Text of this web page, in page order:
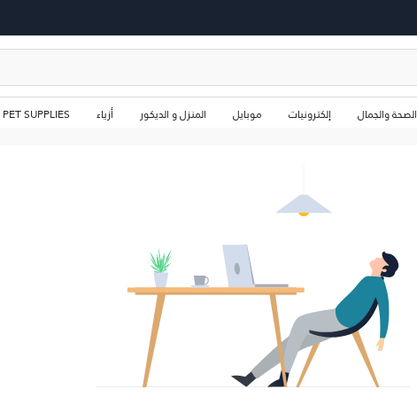
الصحة والجمال إلكترونيات موبايل المنزل و الديكور أزياء PET SUPPLIES